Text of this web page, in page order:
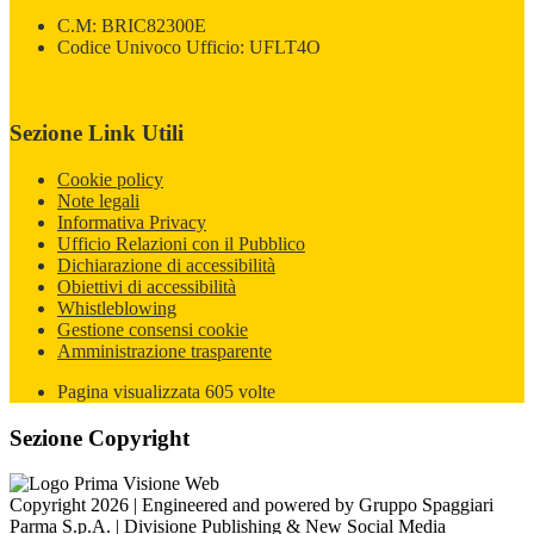
C.M: BRIC82300E
Codice Univoco Ufficio: UFLT4O
Sezione Link Utili
Cookie policy
Note legali
Informativa Privacy
Ufficio Relazioni con il Pubblico
Dichiarazione di accessibilità
Obiettivi di accessibilità
Whistleblowing
Gestione consensi cookie
Amministrazione trasparente
Pagina visualizzata 605 volte
Sezione Copyright
Copyright 2026 | Engineered and powered by Gruppo Spaggiari
Parma S.p.A. | Divisione Publishing & New Social Media